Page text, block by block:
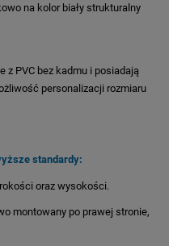
na kolor biały strukturalny
z PVC bez kadmu i posiadają
personalizacji rozmiaru
standardy:
oraz wysokości.
montowany po prawej stronie,